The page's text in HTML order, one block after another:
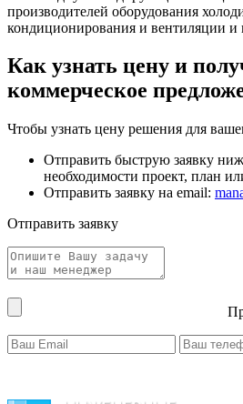
производителей оборудования
кондиционирования и вентиляции и
Как узнать цену и
коммерческое
Чтобы узнать цену решения для
Отправить быструю заявку
необходимости проект, план
Отправить заявку на email:
Отправить заявку